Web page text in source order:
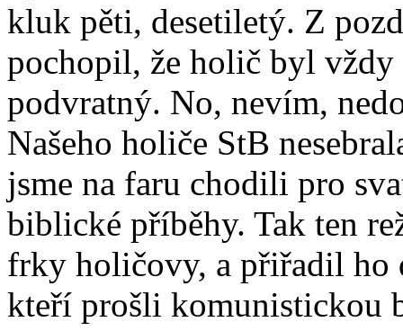
kluk pěti, desetiletý. Z
pochopil, že holič byl
podvratný. No, nevím,
Našeho holiče StB
jsme na faru chodili pro
biblické příběhy. Tak ten
frky holičovy, a přiřadil ho
kteří prošli komunistickou